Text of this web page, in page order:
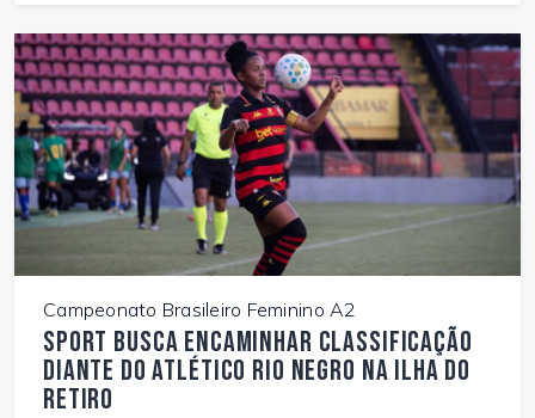
Campeonato Brasileiro Feminino A2
Sport busca encaminhar classificação
diante do Atlético Rio Negro na Ilha do
Retiro